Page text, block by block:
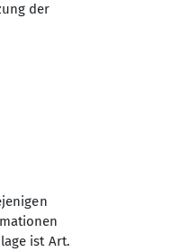
der
ist Art.